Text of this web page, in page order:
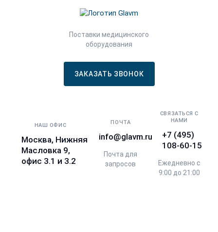
Поставки медицинского
оборудования
ЗАКАЗАТЬ ЗВОНОК
НАШ ОФИС
Москва, Нижняя
Масловка 9,
офис 3.1 и 3.2
ПОЧТА
info@glavm.ru
Почта для
запросов
СВЯЗАТЬСЯ С
НАМИ
+7 (495)
108-60-15
Ежедневно с
9:00 до 21:00